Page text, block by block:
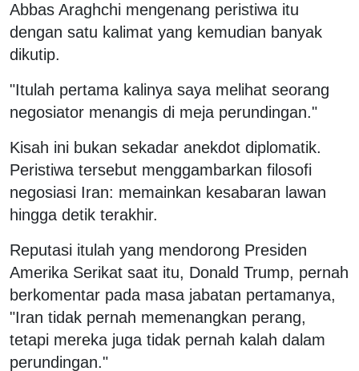
Abbas Araghchi mengenang peristiwa itu
dengan satu kalimat yang kemudian banyak
dikutip.
"Itulah pertama kalinya saya melihat seorang
negosiator menangis di meja perundingan."
Kisah ini bukan sekadar anekdot diplomatik.
Peristiwa tersebut menggambarkan filosofi
negosiasi Iran: memainkan kesabaran lawan
hingga detik terakhir.
Reputasi itulah yang mendorong Presiden
Amerika Serikat saat itu, Donald Trump, pernah
berkomentar pada masa jabatan pertamanya,
"Iran tidak pernah memenangkan perang,
tetapi mereka juga tidak pernah kalah dalam
perundingan."